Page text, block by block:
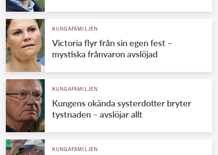
KUNGAFAMILJEN
Victoria flyr från sin egen fest –
mystiska frånvaron avslöjad
KUNGAFAMILJEN
Kungens okända systerdotter bryter
tystnaden – avslöjar allt
KUNGAFAMILJEN